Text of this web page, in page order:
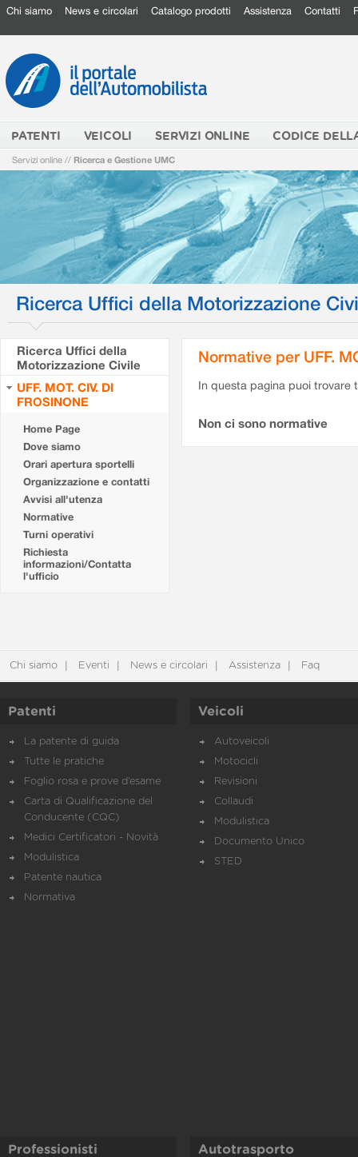
Chi siamo News e circolari Catalogo prodotti Assistenza Contatti
PATENTI VEICOLI SERVIZI ONLINE CODICE
Servizi online // Ricerca e Gestione UMC
Ricerca Uffici della Motorizzazione
Ricerca Uffici della
Motorizzazione Civile
UFF. MOT. CIV. DI
FROSINONE
Home Page
Dove siamo
Orari apertura sportelli
Organizzazione e contatti
Avvisi all'utenza
Normative
Turni operativi
Richiesta
informazioni/Contatta
l'ufficio
Normative per UFF.
In questa pagina puoi
Non ci sono normative
Chi siamo Eventi News e circolari Assistenza Faq
Patenti
La patente di guida
Tutte le pratiche
Foglio rosa e prove d’esame
Carta di Qualificazione del
Conducente (CQC)
Medici Certificatori - Novità
Modulistica
Patente nautica
Normativa
Veicoli
Autoveicoli
Motocicli
Revisioni
Collaudi
Modulistica
Documento Unico
STED
Professionisti Autotrasporto